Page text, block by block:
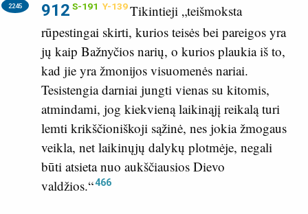
912 S-191 Y-139
2245
Tikintieji „teišmoksta
rūpestingai skirti, kurios teisės bei pareigos yra
jų kaip Bažnyčios narių, o kurios plaukia iš to,
kad jie yra žmonijos visuomenės nariai.
Tesistengia darniai jungti vienas su kitomis,
atmindami, jog kiekvieną laikinąjį reikalą turi
lemti krikščioniškoji sąžinė, nes jokia žmogaus
veikla, net laikinųjų dalykų plotmėje, negali
būti atsieta nuo aukščiausios Dievo
valdžios.“466